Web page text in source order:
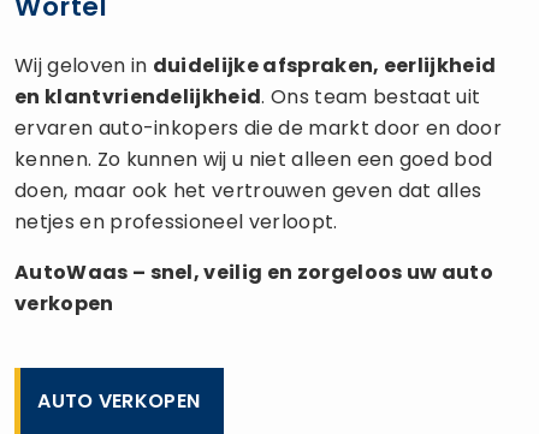
Wij geloven in duidelijke afspraken, eerlijkheid
en klantvriendelijkheid. Ons team bestaat uit
ervaren auto-inkopers die de markt door en door
kennen. Zo kunnen wij u niet alleen een goed bod
doen, maar ook het vertrouwen geven dat alles
netjes en professioneel verloopt.
AutoWaas – snel, veilig en zorgeloos uw auto
verkopen
AUTO VERKOPEN